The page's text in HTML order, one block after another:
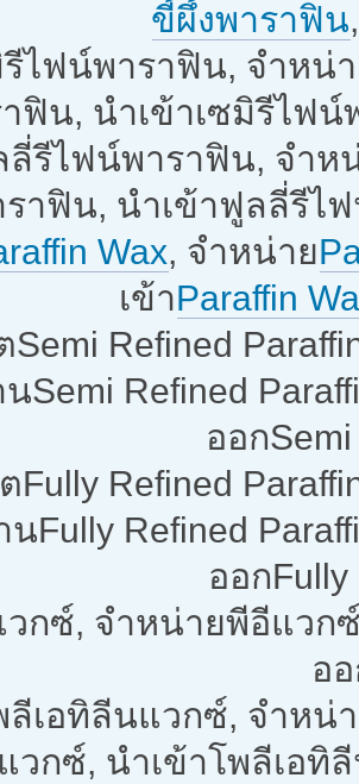
ขี้ผึ้งพาราฟิน
ไฟน์พาราฟิน, จำหน่
ฟิน, นำเข้าเซมิรีไฟ
รีไฟน์พาราฟิน, จำห
าฟิน, นำเข้าฟูลลี่รีไ
Wax, จำหน่าย
เข้าParaffin
Semi Refined
นSemi Refined
ออก
Fully Refined
นFully Refined
ออกFully
กซ์, จำหน่ายพีอีแวก
อ
เอทิลีนแวกซ์, จำหน่
วกซ์, นำเข้าโพลีเอทิ